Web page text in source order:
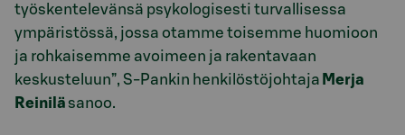
työskentelevänsä psykologisesti turvallisessa
ympäristössä, jossa otamme toisemme huomioon
ja rohkaisemme avoimeen ja rakentavaan
keskusteluun”, S-Pankin henkilöstöjohtaja Merja
Reiniläsanoo.